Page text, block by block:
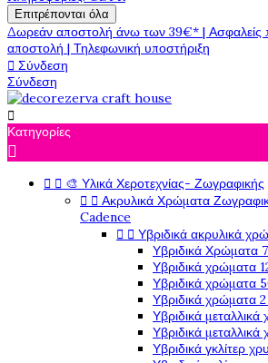
Επιτρέπονται όλα
Δωρεάν αποστολή άνω των 39€* | Ασφαλείς
αποστολή | Τηλεφωνική υποστήριξη
 Σύνδεση
Σύνδεση

Κατηγορίες

  🎨 Υλικά Χεροτεχνίας- Ζωγραφικής
  Ακρυλικά Χρώματα
Cadence
  Υβριδικά ακρυλικά
Υβριδικά Χρώματα
Υβριδικά χρώματα
Υβριδικά χρώματα
Υβριδικά χρώματα
Υβριδικά
Υβριδικά
Υβριδικά γκλίτερ